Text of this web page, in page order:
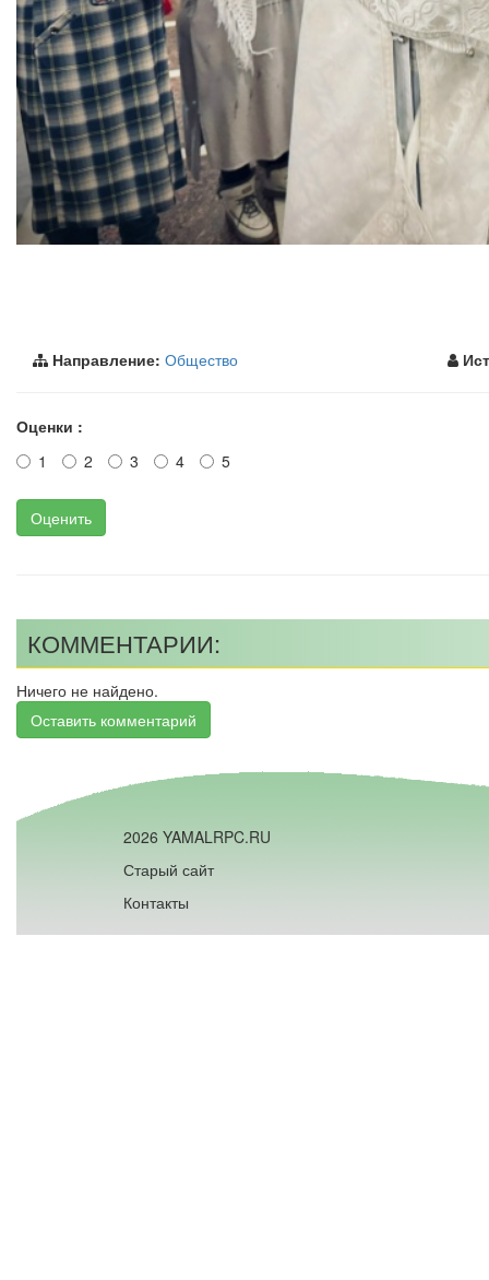
Направление: Общество
Оценки :
1
2 3 4 5
Оценить
КОММЕНТАРИИ:
Ничего не найдено.
Оставить комментарий
2026 YAMALRPC.RU
Старый сайт
Контакты